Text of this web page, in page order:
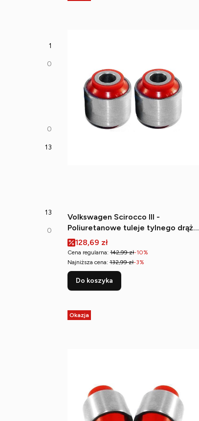
1
0
0
13
13
0
Volkswagen Scirocco III -
Poliuretanowe tuleje tylnego drążka
(zewnętrzne)
Cena promocyjna
128,69 zł
Cena regularna: 142,99 zł-10%
Najniższa cena: 132,99 zł-3%
Do koszyka
Okazja